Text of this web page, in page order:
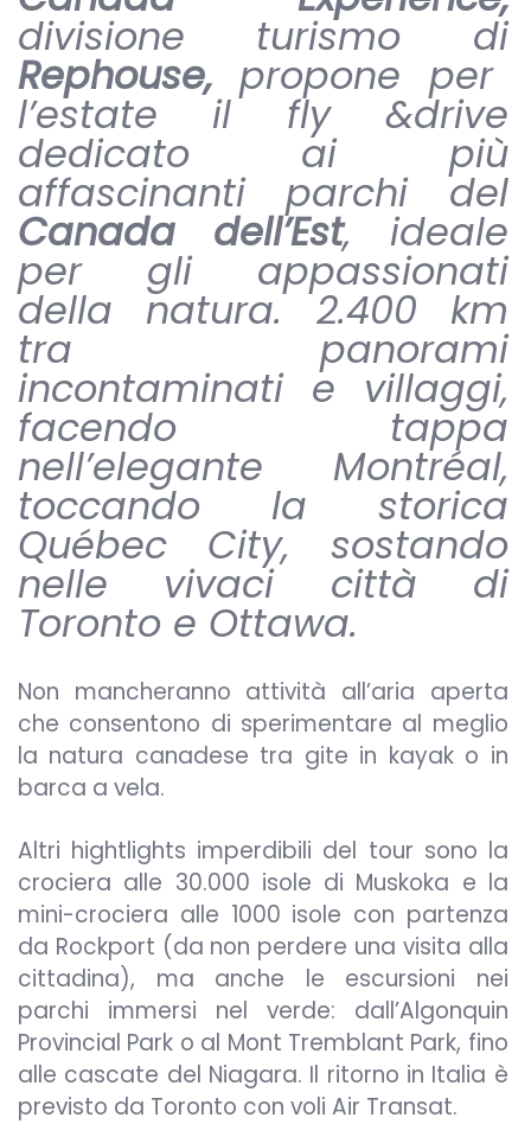
divisione turismo di
Rephouse, propone per
l’estate il fly &drive
dedicato ai più
affascinanti parchi del
Canada dell’Est, ideale
per gli appassionati
della natura. 2.400 km
tra panorami
incontaminati e villaggi,
facendo tappa
nell’elegante Montréal,
toccando la storica
Québec City, sostando
nelle vivaci città di
Toronto e Ottawa.
Non mancheranno attività all’aria aperta
che consentono di sperimentare al meglio
la natura canadese tra gite in kayak o in
barca a vela.
Altri hightlights imperdibili del tour sono la
crociera alle 30.000 isole di Muskoka e la
mini-crociera alle 1000 isole con partenza
da Rockport (da non perdere una visita alla
cittadina), ma anche le escursioni nei
parchi immersi nel verde: dall’Algonquin
Provincial Park o al Mont Tremblant Park, fino
alle cascate del Niagara. Il ritorno in Italia è
previsto da Toronto con voli Air Transat.